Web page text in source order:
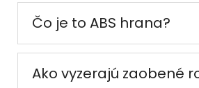
Čo je to ABS hrana?
Ako vyzerajú zaobené